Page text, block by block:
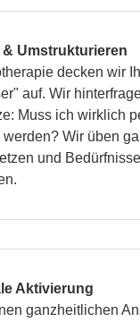
& Umstrukturieren
decken wir
auf. Wir
Muss ich wirklich
Wir üben
und
Aktivierung
ganzheitlichen